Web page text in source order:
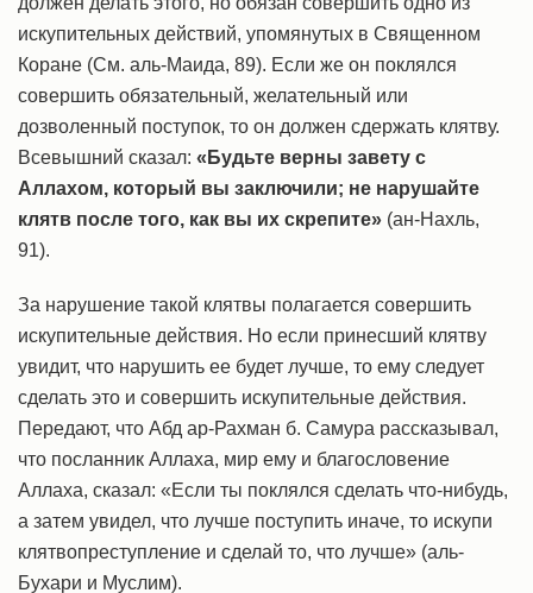
искупительных действий, упомянутых в Священном
Коране (См. аль-Маида, 89). Если же он поклялся
совершить обязательный, желательный или
дозволенный поступок, то он должен сдержать клятву.
Всевышний сказал: «Будьте верны завету с
Аллахом, который вы заключили; не нарушайте
клятв после того, как вы их скрепите» (ан-Нахль,
91).
За нарушение такой клятвы полагается совершить
искупительные действия. Но если принесший клятву
увидит, что нарушить ее будет лучше, то ему следует
сделать это и совершить искупительные действия.
Передают, что Абд ар-Рахман б. Самура рассказывал,
что посланник Аллаха, мир ему и благословение
Аллаха, сказал: «Если ты поклялся сделать что-нибудь,
а затем увидел, что лучше поступить иначе, то искупи
клятвопреступление и сделай то, что лучше» (аль-
Бухари и Муслим).